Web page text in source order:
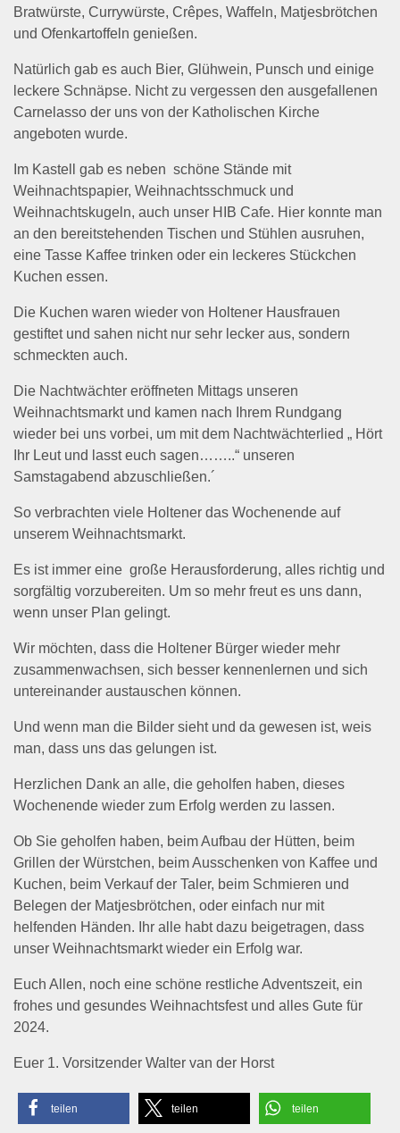
Bratwürste, Currywürste, Crêpes, Waffeln, Matjesbrötchen
und Ofenkartoffeln genießen.
Natürlich gab es auch Bier, Glühwein, Punsch und einige
leckere Schnäpse. Nicht zu vergessen den ausgefallenen
Carnelasso der uns von der Katholischen Kirche
angeboten wurde.
Im Kastell gab es neben schöne Stände mit
Weihnachtspapier, Weihnachtsschmuck und
Weihnachtskugeln, auch unser HIB Cafe. Hier konnte man
an den bereitstehenden Tischen und Stühlen ausruhen,
eine Tasse Kaffee trinken oder ein leckeres Stückchen
Kuchen essen.
Die Kuchen waren wieder von Holtener Hausfrauen
gestiftet und sahen nicht nur sehr lecker aus, sondern
schmeckten auch.
Die Nachtwächter eröffneten Mittags unseren
Weihnachtsmarkt und kamen nach Ihrem Rundgang
wieder bei uns vorbei, um mit dem Nachtwächterlied „ Hört
Ihr Leut und lasst euch sagen……..“ unseren
Samstagabend abzuschließen.´
So verbrachten viele Holtener das Wochenende auf
unserem Weihnachtsmarkt.
Es ist immer eine große Herausforderung, alles richtig und
sorgfältig vorzubereiten. Um so mehr freut es uns dann,
wenn unser Plan gelingt.
Wir möchten, dass die Holtener Bürger wieder mehr
zusammenwachsen, sich besser kennenlernen und sich
untereinander austauschen können.
Und wenn man die Bilder sieht und da gewesen ist, weis
man, dass uns das gelungen ist.
Herzlichen Dank an alle, die geholfen haben, dieses
Wochenende wieder zum Erfolg werden zu lassen.
Ob Sie geholfen haben, beim Aufbau der Hütten, beim
Grillen der Würstchen, beim Ausschenken von Kaffee und
Kuchen, beim Verkauf der Taler, beim Schmieren und
Belegen der Matjesbrötchen, oder einfach nur mit
helfenden Händen. Ihr alle habt dazu beigetragen, dass
unser Weihnachtsmarkt wieder ein Erfolg war.
Euch Allen, noch eine schöne restliche Adventszeit, ein
frohes und gesundes Weihnachtsfest und alles Gute für
2024.
Euer 1. Vorsitzender Walter van der Horst
teilen teilen teilen